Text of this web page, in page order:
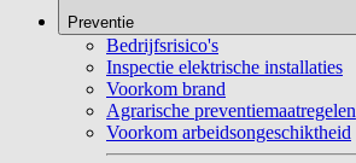
Preventie
Bedrijfsrisico's
Inspectie elektrische installaties
Voorkom brand
Agrarische preventiemaatregelen
Voorkom arbeidsongeschiktheid